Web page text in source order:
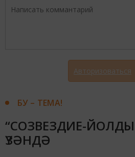
Авторизоваться
БУ – ТЕМА!
“СОЗВЕЗДИЕ-
ҮЗӘНДӘ